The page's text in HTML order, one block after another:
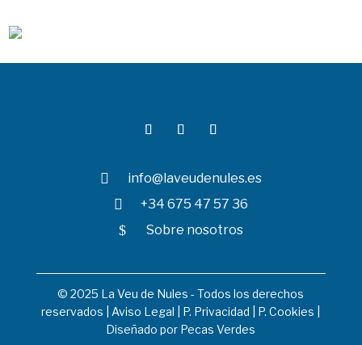
 info@laveudenules.es
 +34 675 47 57 36
$ Sobre nosotros
© 2025 La Veu de Nules - Todos los derechos
reservados | Aviso Legal P. Privacidad P. Cookies
Diseñado por Pecas Verdes